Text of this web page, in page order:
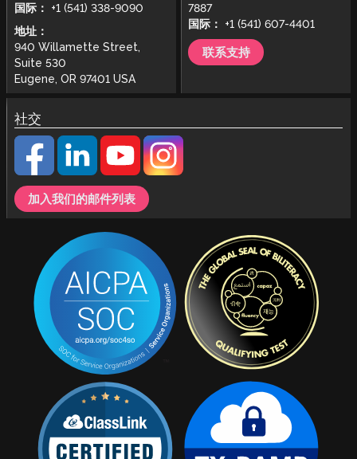
国际：
+1 (541) 338-9090
地址：
940 Willamette Street,
Suite 530
Eugene, OR 97401 USA
7887
国际：
+1 (541) 607-4401
联系支持
社交
加入我们的邮件列表